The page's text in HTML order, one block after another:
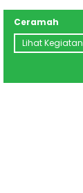
Ceramah
Lihat Kegiatan